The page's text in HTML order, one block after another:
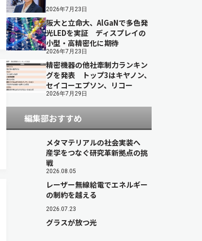
2026年7月23日
阪大と立命大、AlGaNで多色発
光LEDを実証 ディスプレイの
小型・高精密化に期待
2026年7月23日
精密機器の他社牽制力ランキン
グを発表 トップ3はキヤノン、
セイコーエプソン、リコー
2026年7月29日
編集部おすすめ
メタマテリアルの社会実装へ
産学をつなぐ研究革新拠点の挑
戦
2026.08.05
レーザー無線給電でエネルギー
の制約を越える
2026.07.23
グラスが放つ光